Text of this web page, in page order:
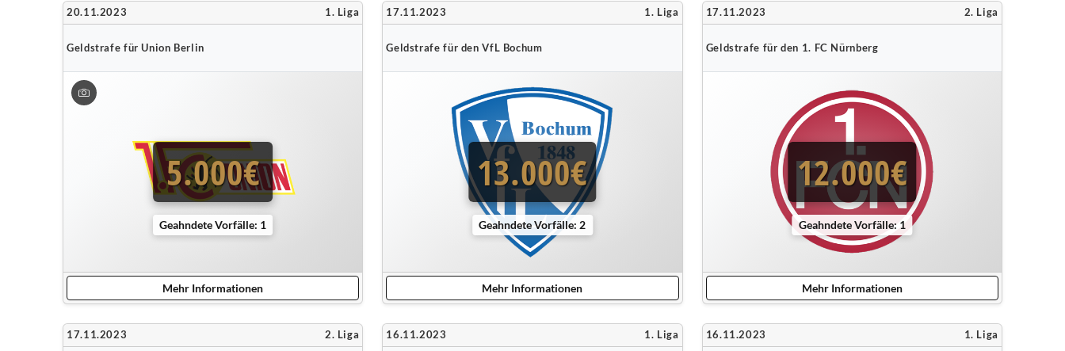
20.11.2023 1. Liga
Geldstrafe für Union Berlin
5.000€
Geahndete Vorfälle: 1
Mehr Informationen
17.11.2023 1. Liga
Geldstrafe für den VfL Bochum
13.000€
Geahndete Vorfälle: 2
Mehr Informationen
17.11.2023 2. Liga
Geldstrafe für den 1. FC Nürnberg
12.000€
Geahndete Vorfälle: 1
Mehr Informationen
17.11.2023 2. Liga 16.11.2023 1. Liga 16.11.2023 1. Liga